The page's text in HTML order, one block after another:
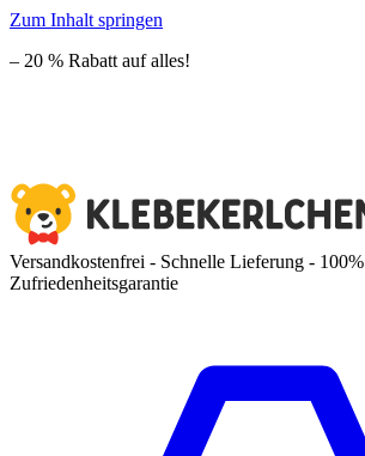
Zum Inhalt springen
– 20 % Rabatt auf alles!
Versandkostenfrei - Schnelle Lieferung - 100%
Zufriedenheitsgarantie